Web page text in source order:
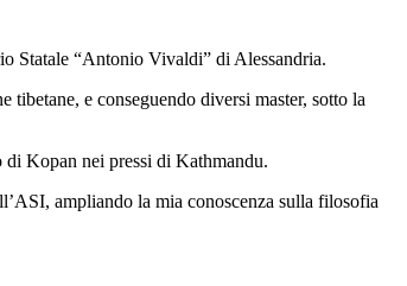
Statale “Antonio Vivaldi” di Alessandria.
tibetane, e conseguendo diversi master, sotto la
di Kopan nei pressi di Kathmandu.
ampliando la mia conoscenza sulla filosofia